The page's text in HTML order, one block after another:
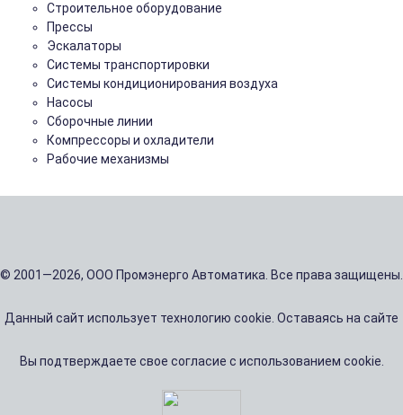
Строительное оборудование
Прессы
Эскалаторы
Системы транспортировки
Системы кондиционирования воздуха
Насосы
Сборочные линии
Компрессоры и охладители
Рабочие механизмы
© 2001—2026, ООО Промэнерго Автоматика. Все права защищены.
Данный сайт использует технологию cookie. Оставаясь на сайте
Вы подтверждаете свое согласие с использованием cookie.